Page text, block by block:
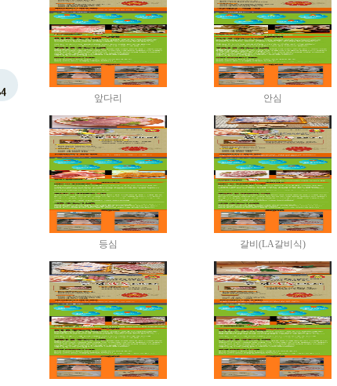
앞다리 안심
등심 갈비(LA갈비식)